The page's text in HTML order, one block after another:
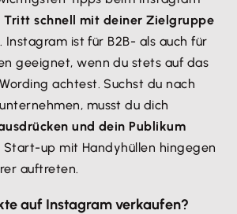
Tritt schnell mit deiner Zielgruppe
. Instagram ist für B2B- als auch für
geeignet, wenn du stets auf das
achtest. Suchst du nach
musst du dich
und dein Publikum
Start-up mit Handyhüllen hingegen
auftreten.
auf Instagram verkaufen?